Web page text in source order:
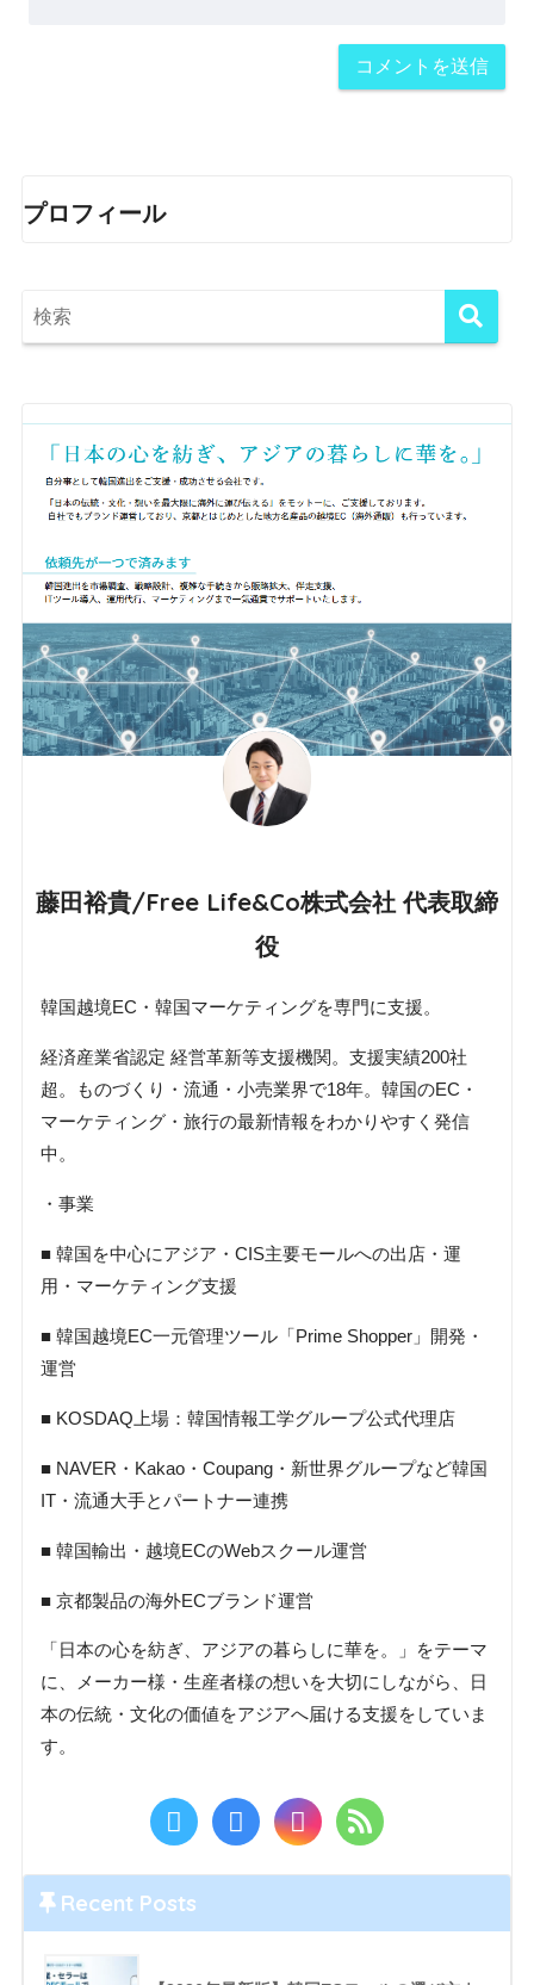
プロフィール
藤田裕貴/Free Life&Co株式会社 代表取締
役
韓国越境EC・韓国マーケティングを専門に支援。
経済産業省認定 経営革新等支援機関。支援実績200社
超。ものづくり・流通・小売業界で18年。韓国のEC・
マーケティング・旅行の最新情報をわかりやすく発信
中。
・事業
■ 韓国を中心にアジア・CIS主要モールへの出店・運
用・マーケティング支援
■ 韓国越境EC一元管理ツール「Prime Shopper」開発・
運営
■ KOSDAQ上場：韓国情報工学グループ公式代理店
■ NAVER・Kakao・Coupang・新世界グループなど韓国
IT・流通大手とパートナー連携
■ 韓国輸出・越境ECのWebスクール運営
■ 京都製品の海外ECブランド運営
「日本の心を紡ぎ、アジアの暮らしに華を。」をテーマ
に、メーカー様・生産者様の想いを大切にしながら、日
本の伝統・文化の価値をアジアへ届ける支援をしていま
す。
Recent Posts